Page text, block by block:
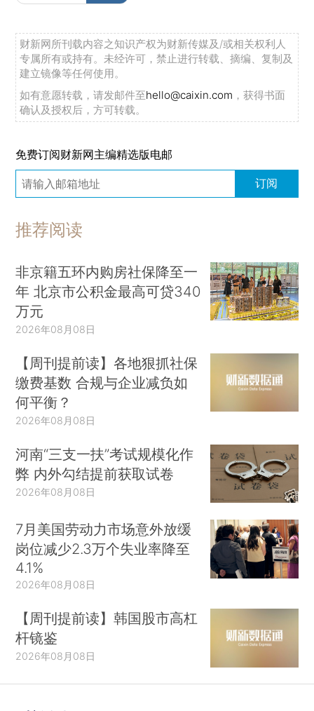
财新网所刊载内容之知识产权为财新传媒及/或相关权利人
专属所有或持有。未经许可，禁止进行转载、摘编、复制及
建立镜像等任何使用。
如有意愿转载，请发邮件至hello@caixin.com ，获得书面
确认及授权后，方可转载。
免费订阅财新网主编精选版电邮
订阅
推荐阅读
非京籍五环内购房社保降至一
年 北京市公积金最高可贷340
万元
2026年08月08日
【周刊提前读】各地狠抓社保
缴费基数 合规与企业减负如
何平衡？
2026年08月08日
河南“三支一扶”考试规模化作
弊 内外勾结提前获取试卷
2026年08月08日
7月美国劳动力市场意外放缓
岗位减少2.3万个失业率降至
4.1%
2026年08月08日
【周刊提前读】韩国股市高杠
杆镜鉴
2026年08月08日